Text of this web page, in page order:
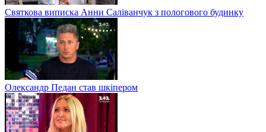
Святкова виписка Анни Саліванчук з пологового будинку
Олександр Педан став шкіпером